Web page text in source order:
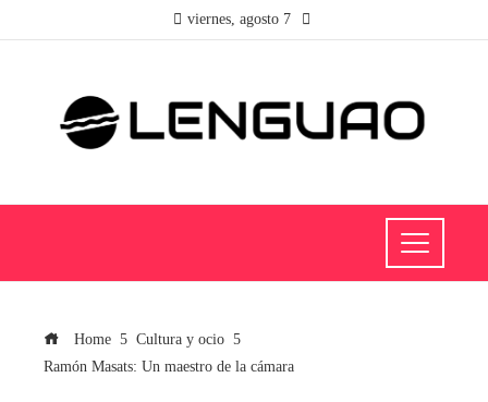
viernes, agosto 7
Home
Cultura y ocio
Ramón Masats: Un maestro de la cámara